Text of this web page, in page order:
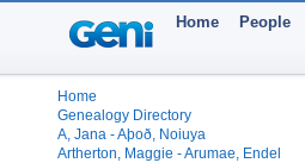
Home People
Home
Genealogy Directory
A, Jana - Aþoð, Noiuya
Artherton, Maggie - Arumae, Endel